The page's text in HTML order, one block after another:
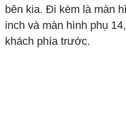
bên kia. Đi kèm là màn
inch và màn hình phụ
khách phía trước.